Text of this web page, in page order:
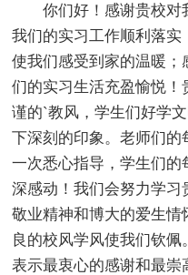
你们好！感谢贵校对
我们的实习工作顺利落实
使我们感受到家的温暖
们的实习生活充盈愉悦
谨的`教风，学生们好学
下深刻的印象。老师们
一次悉心指导，学生们
深感动！我们会努力学
敬业精神和博大的爱生
良的校风学风使我们钦
表示最衷心的感谢和最崇